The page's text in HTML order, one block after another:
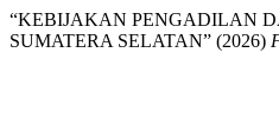
“KEBIJAKAN PENGADILAN
SUMATERA SELATAN” (2026)